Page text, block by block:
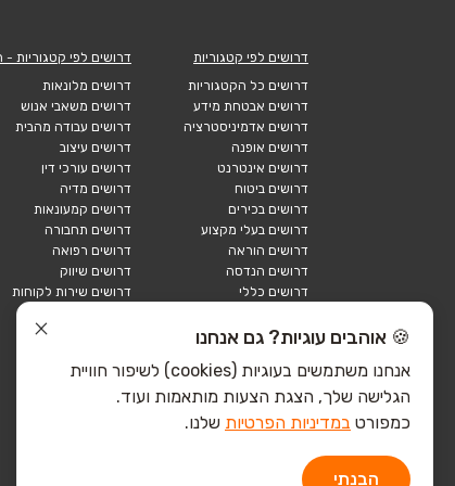
דרושים לפי קטגוריות
דרושים כל הקטגוריות
דרושים אבטחת מידע
דרושים אדמיניסטרציה
דרושים אופנה
דרושים אינטרנט
דרושים ביטוח
דרושים בכירים
דרושים בעלי מקצוע
דרושים הוראה
דרושים הנדסה
דרושים כללי
דרושים לוגיסטיקה
דרושים מכירות
הייטק חומרה
דרושים לפי קטגוריות
דרושים מלונאות
דרושים משאבי אנוש
דרושים עבודה מהבית
דרושים עיצוב
דרושים עורכי דין
דרושים מדיה
דרושים קמעונאות
דרושים תחבורה
דרושים רפואה
דרושים שיווק
דרושים שירות לקוחות
הייטק כללי
הייטק תוכנה
🍪 אוהבים עוגיות? גם אנחנו
אנחנו משתמשים בעוגיות (cookies) לשיפור חוויית
הגלישה שלך, הצגת הצעות מותאמות ועוד.
כמפורט במדיניות הפרטיות שלנו.
הבנתי